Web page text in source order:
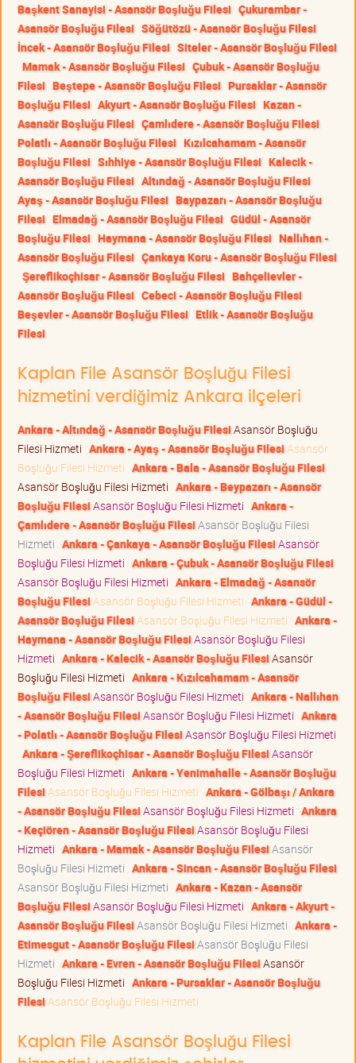
Başkent Sanayisi - Asansör Boşluğu Filesi Çukurambar -
Asansör Boşluğu Filesi Söğütözü - Asansör Boşluğu Filesi
İncek - Asansör Boşluğu Filesi Siteler - Asansör Boşluğu Filesi
Mamak - Asansör Boşluğu Filesi Çubuk - Asansör Boşluğu
Filesi Beştepe - Asansör Boşluğu Filesi Pursaklar - Asansör
Boşluğu Filesi Akyurt - Asansör Boşluğu Filesi Kazan -
Asansör Boşluğu Filesi Çamlıdere - Asansör Boşluğu Filesi
Polatlı - Asansör Boşluğu Filesi Kızılcahamam - Asansör
Boşluğu Filesi Sıhhiye - Asansör Boşluğu Filesi Kalecik -
Asansör Boşluğu Filesi Altındağ - Asansör Boşluğu Filesi
Ayaş - Asansör Boşluğu Filesi Baypazarı - Asansör Boşluğu
Filesi Elmadağ - Asansör Boşluğu Filesi Güdül - Asansör
Boşluğu Filesi Haymana - Asansör Boşluğu Filesi Nallıhan -
Asansör Boşluğu Filesi Çankaya Koru - Asansör Boşluğu Filesi
Şereflikoçhisar - Asansör Boşluğu Filesi Bahçelievler -
Asansör Boşluğu Filesi Cebeci - Asansör Boşluğu Filesi
Beşevler - Asansör Boşluğu Filesi Etlik - Asansör Boşluğu
Filesi
Kaplan File Asansör Boşluğu Filesi
hizmetini verdiğimiz Ankara ilçeleri
Ankara - Altındağ - Asansör Boşluğu FilesiAsansör Boşluğu
Filesi Hizmeti Ankara - Ayaş - Asansör Boşluğu Filesi Asansör
Boşluğu Filesi Hizmeti Ankara - Bala - Asansör Boşluğu Filesi
Asansör Boşluğu Filesi Hizmeti Ankara - Beypazarı - Asansör
Boşluğu FilesiAsansör Boşluğu Filesi Hizmeti Ankara -
Çamlıdere - Asansör Boşluğu FilesiAsansör Boşluğu Filesi
Hizmeti Ankara - Çankaya - Asansör Boşluğu FilesiAsansör
Boşluğu Filesi Hizmeti Ankara - Çubuk - Asansör Boşluğu Filesi
Asansör Boşluğu Filesi Hizmeti Ankara - Elmadağ - Asansör
Boşluğu Filesi Asansör Boşluğu Filesi Hizmeti Ankara - Güdül -
Asansör Boşluğu Filesi Asansör Boşluğu Filesi Hizmeti Ankara -
Haymana - Asansör Boşluğu FilesiAsansör Boşluğu Filesi
Hizmeti Ankara - Kalecik - Asansör Boşluğu FilesiAsansör
Boşluğu Filesi Hizmeti Ankara - Kızılcahamam - Asansör
Boşluğu FilesiAsansör Boşluğu Filesi Hizmeti Ankara - Nallıhan
- Asansör Boşluğu FilesiAsansör Boşluğu Filesi Hizmeti Ankara
- Polatlı - Asansör Boşluğu FilesiAsansör Boşluğu Filesi Hizmeti
Ankara - Şereflikoçhisar - Asansör Boşluğu FilesiAsansör
Boşluğu Filesi Hizmeti Ankara - Yenimahalle - Asansör Boşluğu
Filesi Asansör Boşluğu Filesi Hizmeti Ankara - Gölbaşı / Ankara
- Asansör Boşluğu FilesiAsansör Boşluğu Filesi Hizmeti Ankara
- Keçiören - Asansör Boşluğu FilesiAsansör Boşluğu Filesi
Hizmeti Ankara - Mamak - Asansör Boşluğu FilesiAsansör
Boşluğu Filesi Hizmeti Ankara - Sincan - Asansör Boşluğu Filesi
Asansör Boşluğu Filesi Hizmeti Ankara - Kazan - Asansör
Boşluğu FilesiAsansör Boşluğu Filesi Hizmeti Ankara - Akyurt -
Asansör Boşluğu FilesiAsansör Boşluğu Filesi Hizmeti Ankara -
Etimesgut - Asansör Boşluğu FilesiAsansör Boşluğu Filesi
Hizmeti Ankara - Evren - Asansör Boşluğu FilesiAsansör
Boşluğu Filesi Hizmeti Ankara - Pursaklar - Asansör Boşluğu
Filesi Asansör Boşluğu Filesi Hizmeti
Kaplan File Asansör Boşluğu Filesi